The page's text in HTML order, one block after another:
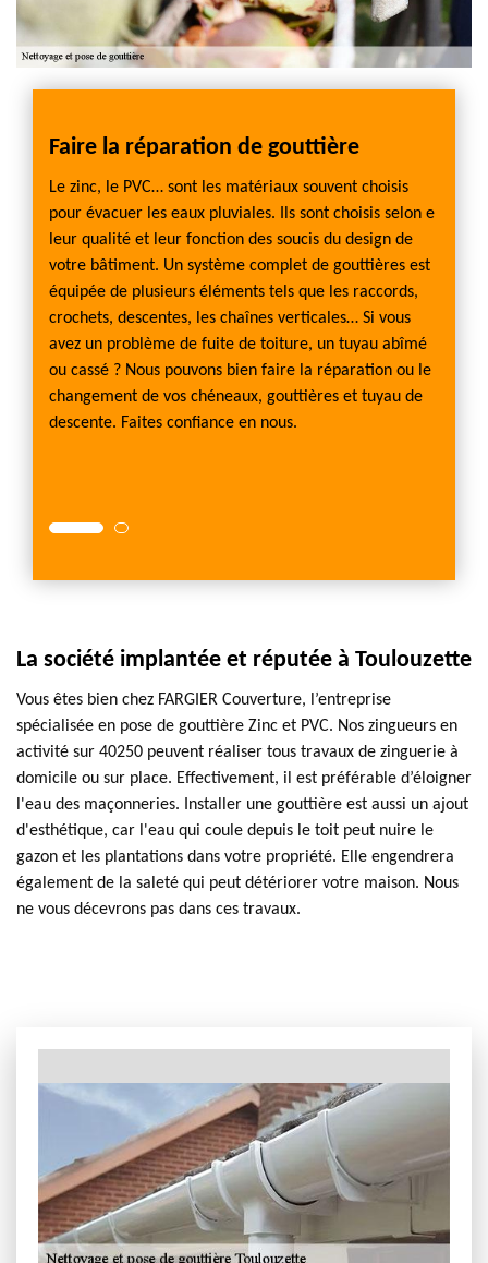
Faire la réparation de gouttière
Le zinc, le PVC… sont les matériaux souvent choisis
pour évacuer les eaux pluviales. Ils sont choisis selon e
leur qualité et leur fonction des soucis du design de
votre bâtiment. Un système complet de gouttières est
équipée de plusieurs éléments tels que les raccords,
crochets, descentes, les chaînes verticales… Si vous
avez un problème de fuite de toiture, un tuyau abîmé
ou cassé ? Nous pouvons bien faire la réparation ou le
changement de vos chéneaux, gouttières et tuyau de
descente. Faites confiance en nous.
La société implantée et réputée à Toulouzette
Vous êtes bien chez FARGIER Couverture, l’entreprise
spécialisée en pose de gouttière Zinc et PVC. Nos zingueurs en
activité sur 40250 peuvent réaliser tous travaux de zinguerie à
domicile ou sur place. Effectivement, il est préférable d’éloigner
l'eau des maçonneries. Installer une gouttière est aussi un ajout
d'esthétique, car l'eau qui coule depuis le toit peut nuire le
gazon et les plantations dans votre propriété. Elle engendrera
également de la saleté qui peut détériorer votre maison. Nous
ne vous décevrons pas dans ces travaux.